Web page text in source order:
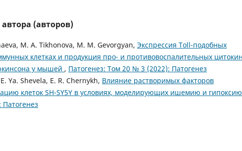
(авторов)
M. A. Tikhonova, M. M. Gevorgyan, Экспрессия Toll-подобных
клетках и продукция про- и противовоспалительных
у мышей , Патогенез: Том 20 № 3 (2022): Патогенез
Ya. Shevela, E. R. Chernykh, Влияние растворимых факторов
клеток SH-SY5Y в условиях, моделирующих ишемию и